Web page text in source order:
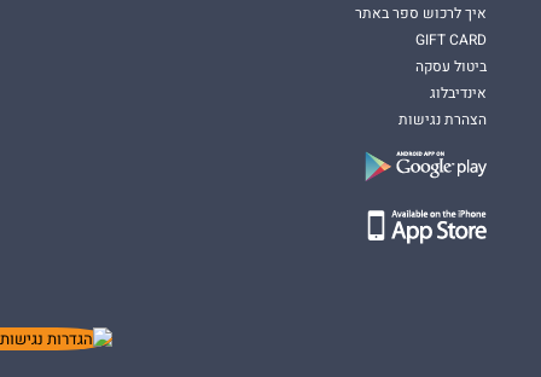
איך לרכוש ספר באתר
GIFT CARD
ביטול עסקה
אינדיבלוג
הצהרת נגישות